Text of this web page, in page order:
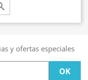
y ofertas especiales